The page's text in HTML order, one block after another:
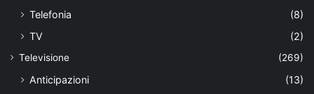
Telefonia
(8)
TV
(2)
Televisione (269)
Anticipazioni
(13)